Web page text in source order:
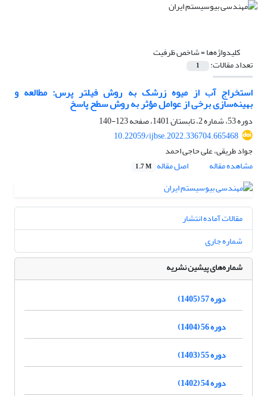
کلیدواژه‌ها =شاخص ظرفیت
تعداد مقالات: 1
استخراج آب از میوه زرشک به روش فیلتر پرس: مطالعه و
بهینه‌سازی برخی از عوامل مؤثر به روش سطح پاسخ
دوره 53، شماره 2، تابستان 1401، صفحه
123-140
10.22059/ijbse.2022.336704.665468
جواد طریقی، علی حاجی احمد
مشاهده مقاله
اصل مقاله 1.7 M
مقالات آماده انتشار
شماره جاری
شماره‌های پیشین نشریه
دوره 57 (1405)
دوره 56 (1404)
دوره 55 (1403)
دوره 54 (1402)